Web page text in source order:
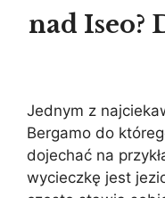
nad Iseo?
Jednym z
Bergamo do
dojechać na
wycieczkę jest